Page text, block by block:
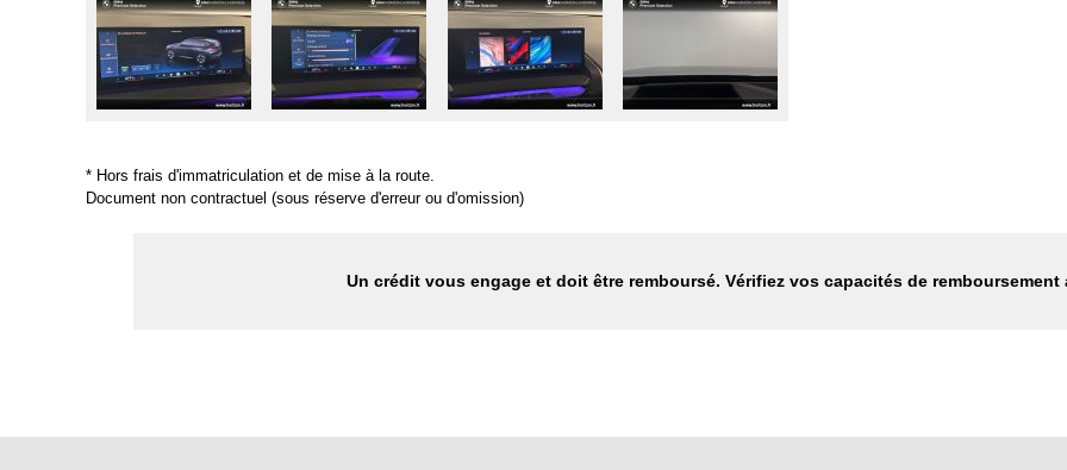
* Hors frais d'immatriculation et de mise à la route.
Document non contractuel (sous réserve d'erreur ou d'omission)
Un crédit vous engage et doit être remboursé. Vérifiez vos capacités de remboursement